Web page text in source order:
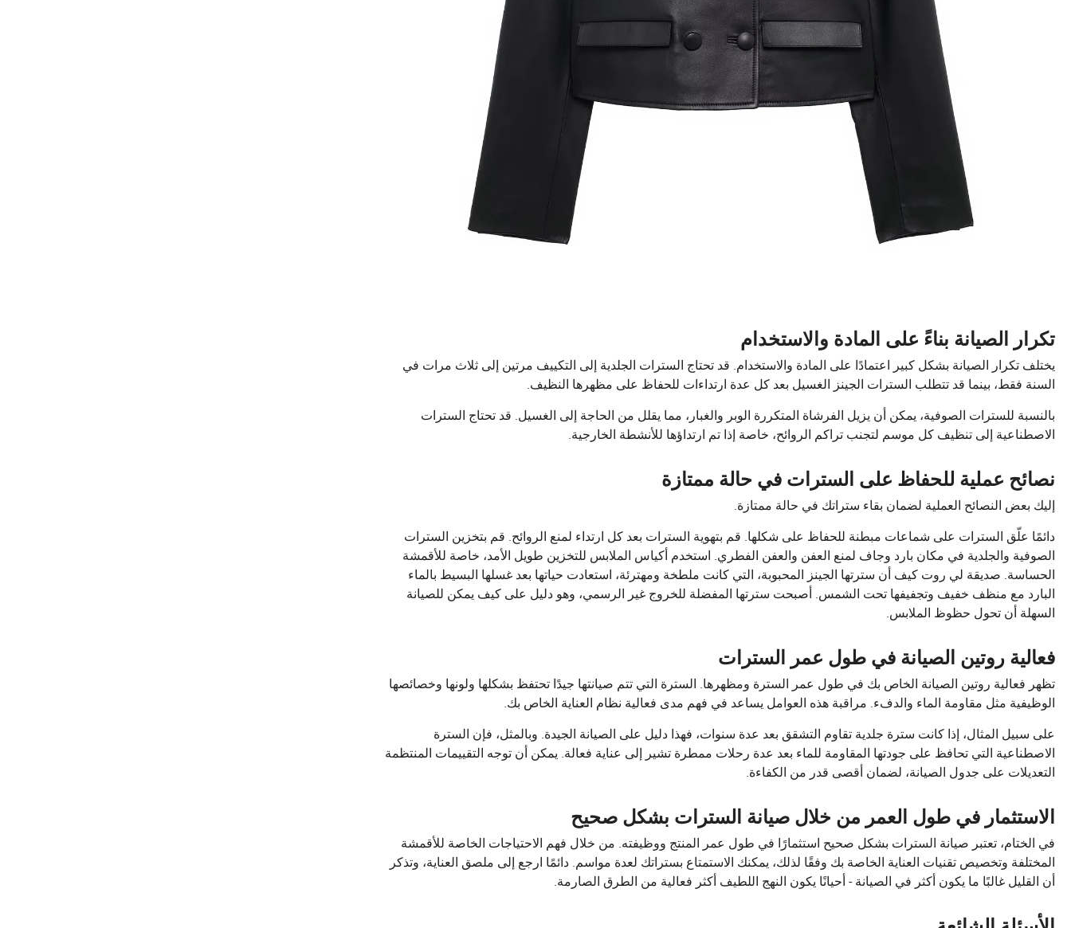
تكرار الصيانة بناءً على المادة والاستخدام
يختلف تكرار الصيانة بشكل كبير اعتمادًا على المادة والاستخدام. قد تحتاج السترات الجلدية إلى التكييف مرتين إلى ثلاث مرات في
السنة فقط، بينما قد تتطلب السترات الجينز الغسيل بعد كل عدة ارتداءات للحفاظ على مظهرها النظيف.
بالنسبة للسترات الصوفية، يمكن أن يزيل الفرشاة المتكررة الوبر والغبار، مما يقلل من الحاجة إلى الغسيل. قد تحتاج السترات
الاصطناعية إلى تنظيف كل موسم لتجنب تراكم الروائح، خاصة إذا تم ارتداؤها للأنشطة الخارجية.
نصائح عملية للحفاظ على السترات في حالة ممتازة
إليك بعض النصائح العملية لضمان بقاء ستراتك في حالة ممتازة.
دائمًا علّق السترات على شماعات مبطنة للحفاظ على شكلها. قم بتهوية السترات بعد كل ارتداء لمنع الروائح. قم بتخزين السترات
الصوفية والجلدية في مكان بارد وجاف لمنع العفن والعفن الفطري. استخدم أكياس الملابس للتخزين طويل الأمد، خاصة للأقمشة
الحساسة. صديقة لي روت كيف أن سترتها الجينز المحبوبة، التي كانت ملطخة ومهترئة، استعادت حياتها بعد غسلها البسيط بالماء
البارد مع منظف خفيف وتجفيفها تحت الشمس. أصبحت سترتها المفضلة للخروج غير الرسمي، وهو دليل على كيف يمكن للصيانة
السهلة أن تحول حظوظ الملابس.
فعالية روتين الصيانة في طول عمر السترات
تظهر فعالية روتين الصيانة الخاص بك في طول عمر السترة ومظهرها. السترة التي تتم صيانتها جيدًا تحتفظ بشكلها ولونها وخصائصها
الوظيفية مثل مقاومة الماء والدفء. مراقبة هذه العوامل يساعد في فهم مدى فعالية نظام العناية الخاص بك.
على سبيل المثال، إذا كانت سترة جلدية تقاوم التشقق بعد عدة سنوات، فهذا دليل على الصيانة الجيدة. وبالمثل، فإن السترة
الاصطناعية التي تحافظ على جودتها المقاومة للماء بعد عدة رحلات ممطرة تشير إلى عناية فعالة. يمكن أن توجه التقييمات المنتظمة
التعديلات على جدول الصيانة، لضمان أقصى قدر من الكفاءة.
الاستثمار في طول العمر من خلال صيانة السترات بشكل صحيح
في الختام، تعتبر صيانة السترات بشكل صحيح استثمارًا في طول عمر المنتج ووظيفته. من خلال فهم الاحتياجات الخاصة للأقمشة
المختلفة وتخصيص تقنيات العناية الخاصة بك وفقًا لذلك، يمكنك الاستمتاع بستراتك لعدة مواسم. دائمًا ارجع إلى ملصق العناية، وتذكر
أن القليل غالبًا ما يكون أكثر في الصيانة - أحيانًا يكون النهج اللطيف أكثر فعالية من الطرق الصارمة.